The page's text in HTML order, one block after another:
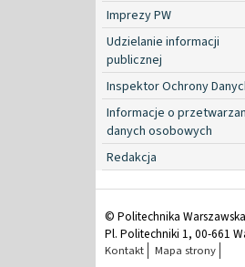
Imprezy PW
Udzielanie informacji
publicznej
Inspektor Ochrony
Informacje o
danych osobowych
Redakcja
© Politechnika Warszawska
Pl. Politechniki 1, 00-661
Kontakt Mapa strony